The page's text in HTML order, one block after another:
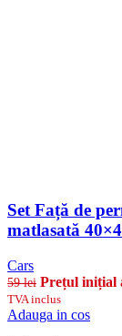
Set Față de
matlasată
Cars
59lei Prețul inițial
TVA inclus
Adauga in cos